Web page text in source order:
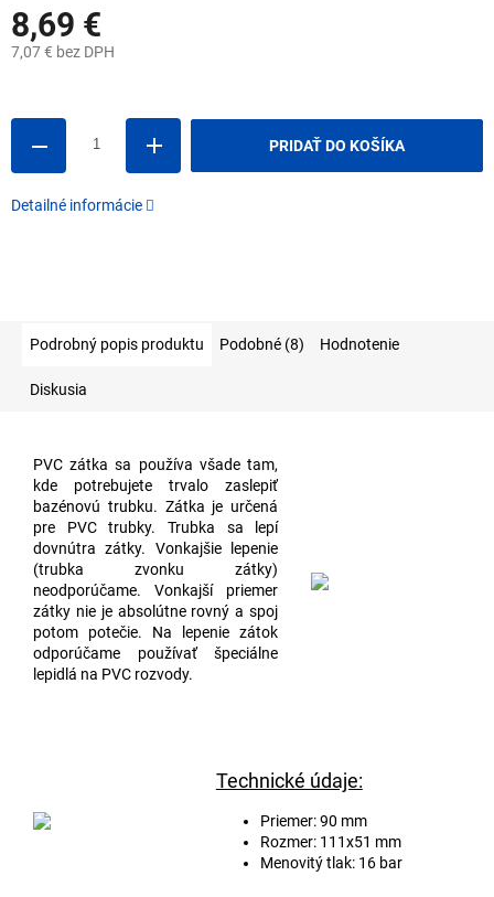
8,69 €
7,07 € bez DPH
PRIDAŤ DO KOŠÍKA
Detailné informácie
Podrobný popis produktu Podobné (8) Hodnotenie
Diskusia
PVC zátka sa používa všade tam,
kde potrebujete trvalo zaslepiť
bazénovú trubku. Zátka je určená
pre PVC trubky. Trubka sa lepí
dovnútra zátky. Vonkajšie lepenie
(trubka zvonku zátky)
neodporúčame. Vonkajší priemer
zátky nie je absolútne rovný a spoj
potom potečie. Na lepenie zátok
odporúčame používať špeciálne
lepidlá na PVC rozvody.
Technické údaje:
Priemer: 90 mm
Rozmer: 111x51 mm
Menovitý tlak: 16 bar